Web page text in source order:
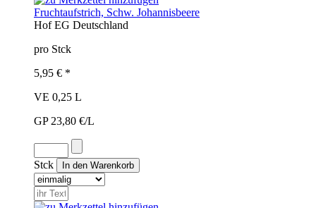
Fruchtaufstrich, Schw. Johannisbeere
Hof EG Deutschland
pro Stck
5,95 € *
VE 0,25 L
GP 23,80 €/L
Stck